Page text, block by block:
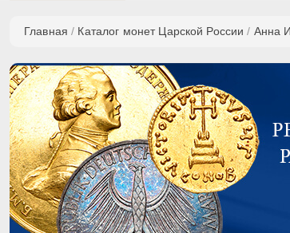
Главная / Каталог монет Царской России / Анна